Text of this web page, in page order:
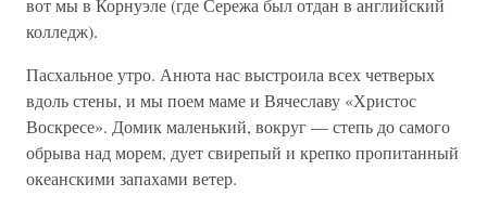
вот мы в Корнуэле (где Сережа был отдан в английский
колледж).
Пасхальное утро. Анюта нас выстроила всех четверых
вдоль стены, и мы поем маме и Вячеславу «Христос
Воскресе». Домик маленький, вокруг — степь до самого
обрыва над морем, дует свирепый и крепко пропитанный
океанскими запахами ветер.